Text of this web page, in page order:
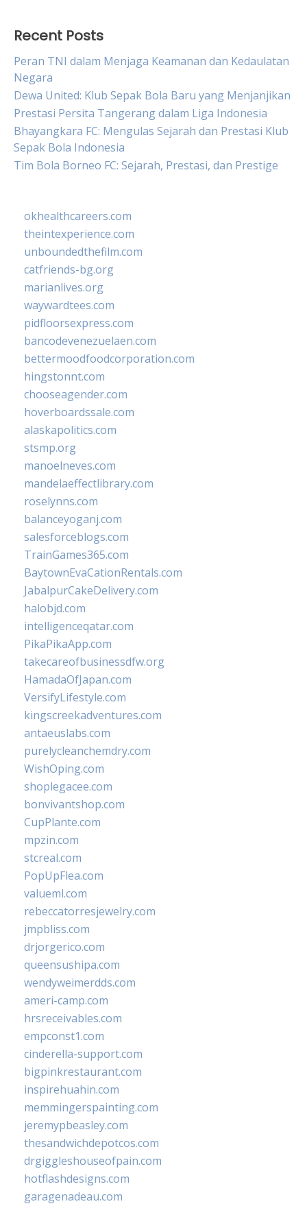
Recent Posts
Peran TNI dalam Menjaga Keamanan dan Kedaulatan
Negara
Dewa United: Klub Sepak Bola Baru yang Menjanjikan
Prestasi Persita Tangerang dalam Liga Indonesia
Bhayangkara FC: Mengulas Sejarah dan Prestasi Klub
Sepak Bola Indonesia
Tim Bola Borneo FC: Sejarah, Prestasi, dan Prestige
okhealthcareers.com
theintexperience.com
unboundedthefilm.com
catfriends-bg.org
marianlives.org
waywardtees.com
pidfloorsexpress.com
bancodevenezuelaen.com
bettermoodfoodcorporation.com
hingstonnt.com
chooseagender.com
hoverboardssale.com
alaskapolitics.com
stsmp.org
manoelneves.com
mandelaeffectlibrary.com
roselynns.com
balanceyoganj.com
salesforceblogs.com
TrainGames365.com
BaytownEvaCationRentals.com
JabalpurCakeDelivery.com
halobjd.com
intelligenceqatar.com
PikaPikaApp.com
takecareofbusinessdfw.org
HamadaOfJapan.com
VersifyLifestyle.com
kingscreekadventures.com
antaeuslabs.com
purelycleanchemdry.com
WishOping.com
shoplegacee.com
bonvivantshop.com
CupPlante.com
mpzin.com
stcreal.com
PopUpFlea.com
valueml.com
rebeccatorresjewelry.com
jmpbliss.com
drjorgerico.com
queensushipa.com
wendyweimerdds.com
ameri-camp.com
hrsreceivables.com
empconst1.com
cinderella-support.com
bigpinkrestaurant.com
inspirehuahin.com
memmingerspainting.com
jeremypbeasley.com
thesandwichdepotcos.com
drgiggleshouseofpain.com
hotflashdesigns.com
garagenadeau.com